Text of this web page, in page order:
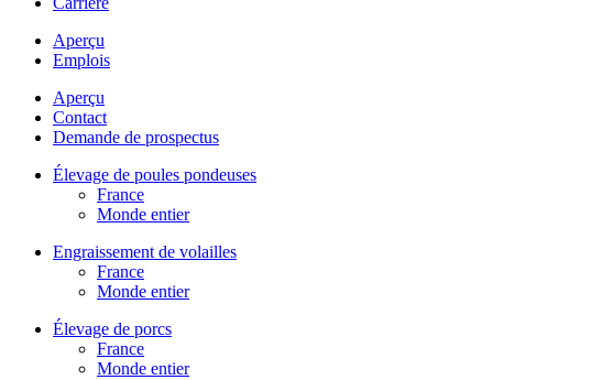
Aperçu
Emplois
Aperçu
Contact
Demande de prospectus
Élevage de poules pondeuses
France
Monde entier
Engraissement de volailles
France
Monde entier
Élevage de porcs
France
Monde entier